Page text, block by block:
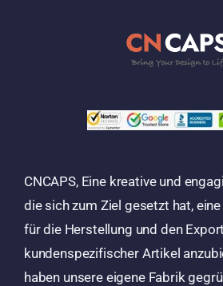
CNCAPS, Eine kreative und
die sich zum Ziel gesetzt hat,
für die Herstellung und den Export
kundenspezifischer Artikel
haben unsere eigene Fabrik